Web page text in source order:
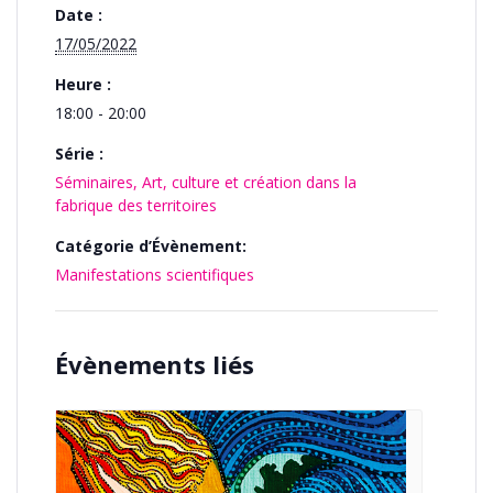
Date :
17/05/2022
Heure :
18:00 - 20:00
Série :
Séminaires, Art, culture et création dans la
fabrique des territoires
Catégorie d’Évènement:
Manifestations scientifiques
Évènements liés